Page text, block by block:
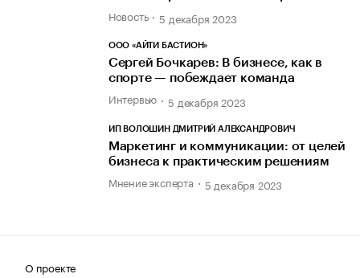
Новость 5 декабря 2023
ООО «АЙТИ БАСТИОН»
Сергей Бочкарев: В бизнесе, как в
спорте — побеждает команда
Интервью 5 декабря 2023
ИП ВОЛОШИН ДМИТРИЙ АЛЕКСАНДРОВИЧ
Маркетинг и коммуникации: от целей
бизнеса к практическим решениям
Мнение эксперта 5 декабря 2023
О проекте